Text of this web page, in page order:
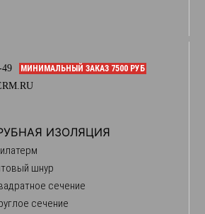
49
МИНИМАЛЬНЫЙ ЗАКАЗ 7500 РУБ
ИЗОЛЯЦИЯ
шнур
сечение
сечение